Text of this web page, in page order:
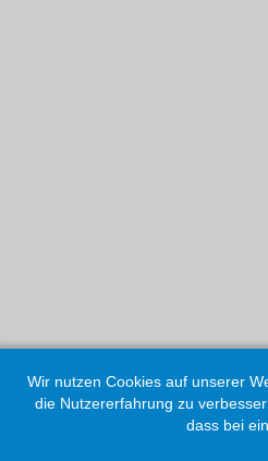
Wir nutzen Cookies auf unserer
die Nutzererfahrung zu
dass bei